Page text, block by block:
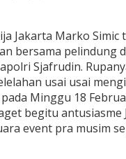
Jakarta Marko Simic
bersama pelindung
Sjafrudin.
usai usai
Minggu 18
begitu antusiasme
event pra musim